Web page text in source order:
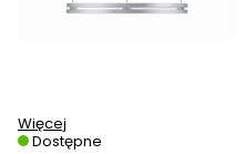
Więcej
Dostępne